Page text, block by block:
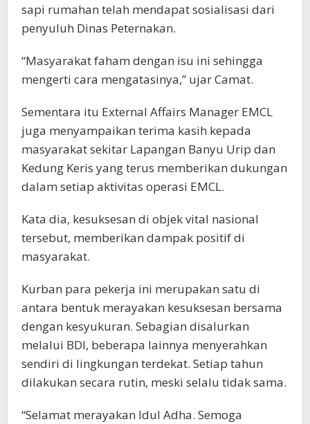
sapi rumahan telah mendapat sosialisasi dari
penyuluh Dinas Peternakan.
“Masyarakat faham dengan isu ini sehingga
mengerti cara mengatasinya,” ujar Camat.
Sementara itu External Affairs Manager EMCL
juga menyampaikan terima kasih kepada
masyarakat sekitar Lapangan Banyu Urip dan
Kedung Keris yang terus memberikan dukungan
dalam setiap aktivitas operasi EMCL.
Kata dia, kesuksesan di objek vital nasional
tersebut, memberikan dampak positif di
masyarakat.
Kurban para pekerja ini merupakan satu di
antara bentuk merayakan kesuksesan bersama
dengan kesyukuran. Sebagian disalurkan
melalui BDI, beberapa lainnya menyerahkan
sendiri di lingkungan terdekat. Setiap tahun
dilakukan secara rutin, meski selalu tidak sama.
“Selamat merayakan Idul Adha. Semoga